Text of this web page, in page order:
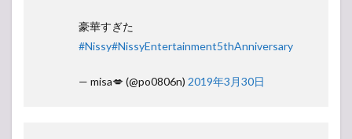
豪華すぎた
#Nissy#NissyEntertainment5thAnniversary
— misa💋 (@po0806n) 2019年3月30日